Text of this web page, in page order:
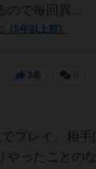
ので毎回異...
5年以上前）
3名
でプレイ。相
やったことの